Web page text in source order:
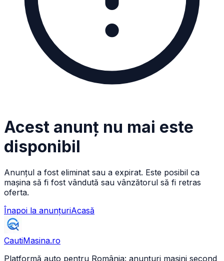
Acest anunț nu mai este
disponibil
Anunțul a fost eliminat sau a expirat. Este posibil ca
mașina să fi fost vândută sau vânzătorul să fi retras
oferta.
Înapoi la anunțuriAcasă
CautiMasina.ro
Platformă auto pentru România: anunțuri mașini second